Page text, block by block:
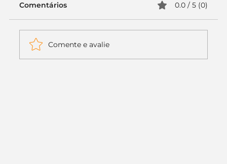
Comentários 0.0 / 5 (0)
Comente e avalie